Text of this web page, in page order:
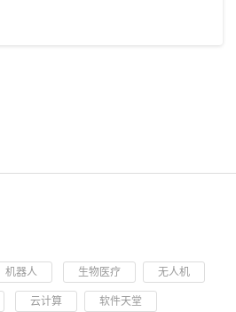
机器人 生物医疗 无人机
云计算 软件天堂